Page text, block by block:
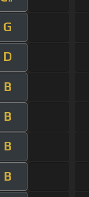
G
D
B
B
B
B